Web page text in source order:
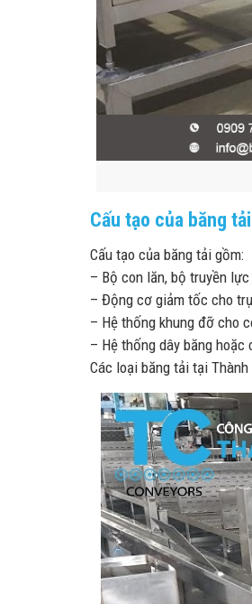
Cấu tạo của băng tải
Cấu tạo của băng tải gồm:
– Bộ con lăn, bộ truyền
– Động cơ giảm tốc cho
– Hệ thống khung đỡ cho
– Hệ thống dây băng hoặc
Các loại băng tải tại Thành